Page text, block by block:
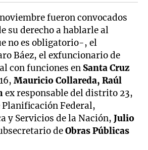
fueron convocados
su derecho a hablarle al
no es obligatorio-, el
Báez, el exfuncionario de
con funciones en Santa Cruz
Mauricio Collareda, Raúl
ex responsable del distrito 23,
Federal,
y Servicios de la Nación,Julio
deObras Públicas